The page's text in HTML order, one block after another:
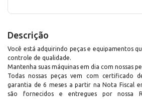
Descrição
Você está adquirindo peças e equipamentos
controle de qualidade.
Mantenha suas máquinas em dia com nossas
Todas nossas peças vem com certificado
garantia de 6 meses a partir na Nota Fiscal
são fornecidos e entregues por nossa